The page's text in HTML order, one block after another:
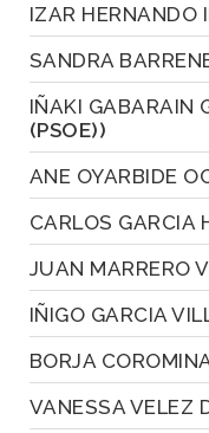
IZAR HERNANDO
SANDRA
IÑAKI GABARAIN
(PSOE))
ANE OYARBIDE
CARLOS GARCIA
JUAN MARRERO
IÑIGO GARCIA
BORJA
VANESSA VELEZ